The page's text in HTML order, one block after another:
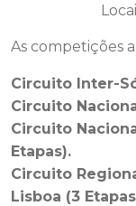
As competições
Circuito Inter-
Circuito
Circuito
Etapas).
Circuito
Lisboa (3